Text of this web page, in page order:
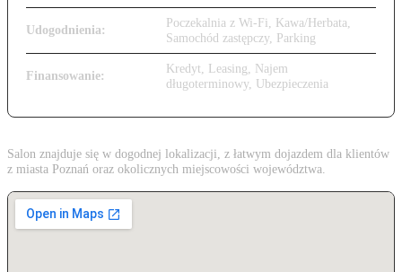
Udogodnienia:
Poczekalnia z Wi-Fi, Kawa/Herbata,
Samochód zastępczy, Parking
Finansowanie:
Kredyt, Leasing, Najem
długoterminowy, Ubezpieczenia
Salon znajduje się w dogodnej lokalizacji, z łatwym dojazdem dla klientów
z miasta Poznań oraz okolicznych miejscowości województwa.